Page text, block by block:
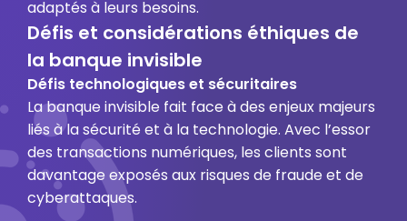
adaptés à leurs besoins.
Défis et considérations éthiques de
la banque invisible
Défis technologiques et sécuritaires
La banque invisible fait face à des enjeux majeurs
liés à la sécurité et à la technologie. Avec l’essor
des transactions numériques, les clients sont
davantage exposés aux risques de fraude et de
cyberattaques.